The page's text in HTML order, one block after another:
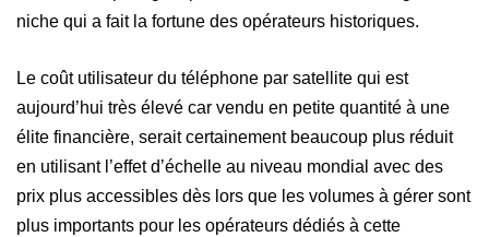
niche qui a fait la fortune des opérateurs historiques.
Le coût utilisateur du téléphone par satellite qui est
aujourd’hui très élevé car vendu en petite quantité à une
élite financière, serait certainement beaucoup plus réduit
en utilisant l’effet d’échelle au niveau mondial avec des
prix plus accessibles dès lors que les volumes à gérer sont
plus importants pour les opérateurs dédiés à cette